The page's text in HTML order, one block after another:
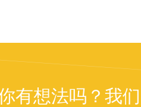
有想法吗？我